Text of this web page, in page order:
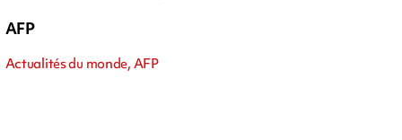
AFP
Actualités du monde, AFP